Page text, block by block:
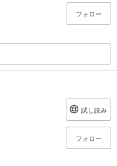
フォロー
試し読み
フォロー